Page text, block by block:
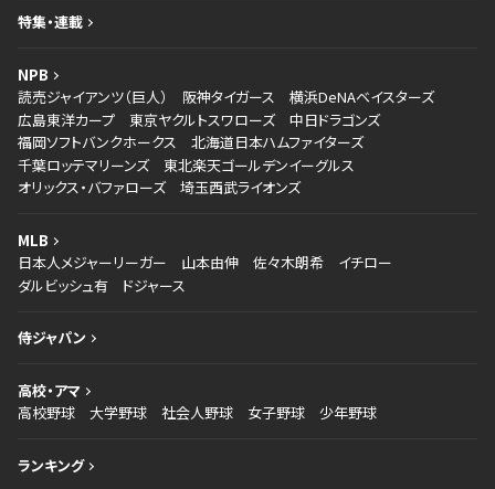
特集・連載
NPB
読売ジャイアンツ（巨人）
阪神タイガース
横浜DeNAベイスターズ
広島東洋カープ
東京ヤクルトスワローズ
中日ドラゴンズ
福岡ソフトバンクホークス
北海道日本ハムファイターズ
千葉ロッテマリーンズ
東北楽天ゴールデンイーグルス
オリックス・バファローズ
埼玉西武ライオンズ
MLB
日本人メジャーリーガー
山本由伸 佐々木朗希
イチロー
ダルビッシュ有
ドジャース
侍ジャパン
高校・アマ
高校野球
大学野球 社会人野球 女子野球 少年野球
ランキング